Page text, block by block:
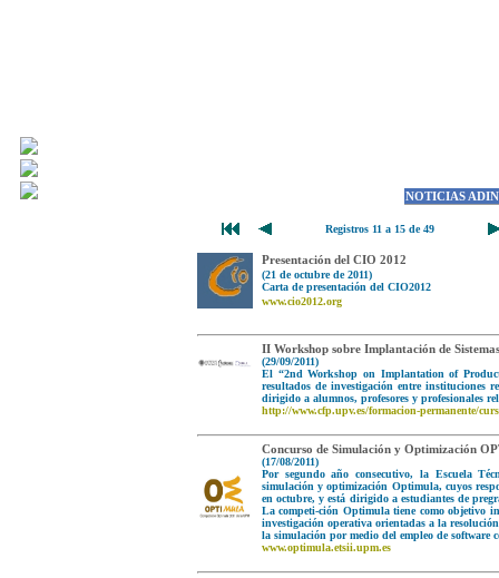
NOTICIAS
Presentación del CIO 2012
(21 de octubre de 2011)
Carta de presentación del CIO2012
www.cio2012.org
II Workshop sobre Implantación de
(29/09/2011)
El “2nd Workshop on Implantation of
resultados de investigación entre instituciones
dirigido a alumnos, profesores y profesionales
http://www.cfp.upv.es/formacion-permanente/
Concurso de Simulación y Optimización
(17/08/2011)
Por segundo año consecutivo, la Escuela
simulación y optimización Optimula, cuyos
en octubre, y está dirigido a estudiantes de
La competi-ción Optimula tiene como objetivo
investigación operativa orientadas a la
la simulación por medio del empleo de software
www.optimula.etsii.upm.es
Registros 11 a 15 de 49